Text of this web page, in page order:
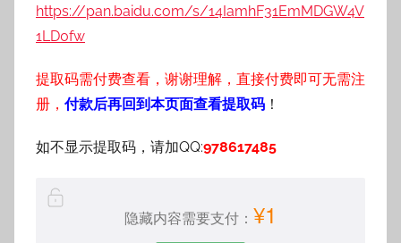
https://pan.baidu.com/s/14IamhF31EmMDGW4V
1LD0fw
提取码需付费查看，谢谢理解，直接付费即可无需注
册， 付款后再回到本页面查看提取码 ！
如不显示提取码，请加QQ:978617485
隐藏内容需要支付： ¥1